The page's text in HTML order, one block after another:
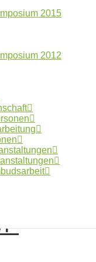
2015
2012
in
Material zur
in